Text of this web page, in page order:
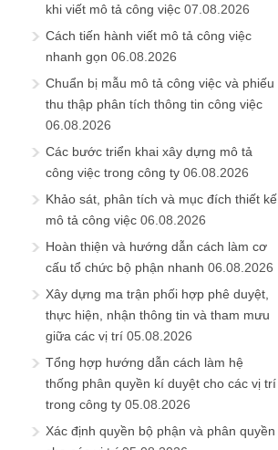
khi viết mô tả công việc 07.08.2026
Cách tiến hành viết mô tả công việc
nhanh gọn 06.08.2026
Chuẩn bị mẫu mô tả công việc và phiếu
thu thập phân tích thông tin công việc
06.08.2026
Các bước triển khai xây dựng mô tả
công việc trong công ty 06.08.2026
Khảo sát, phân tích và mục đích thiết kế
mô tả công việc 06.08.2026
Hoàn thiện và hướng dẫn cách làm cơ
cấu tổ chức bộ phận nhanh 06.08.2026
Xây dựng ma trận phối hợp phê duyệt,
thực hiện, nhận thông tin và tham mưu
giữa các vị trí 05.08.2026
Tổng hợp hướng dẫn cách làm hệ
thống phân quyền kí duyệt cho các vị trí
trong công ty 05.08.2026
Xác định quyền bộ phận và phân quyền